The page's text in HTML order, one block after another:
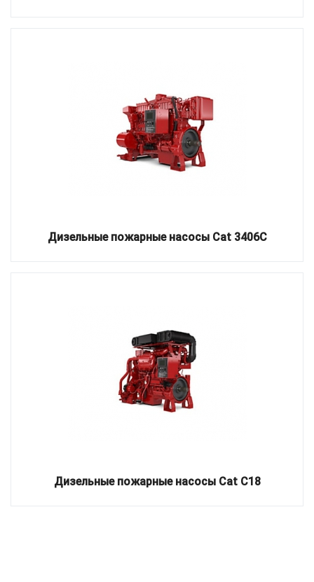
Дизельные пожарные насосы Cat 3406C
Дизельные пожарные насосы Cat C18